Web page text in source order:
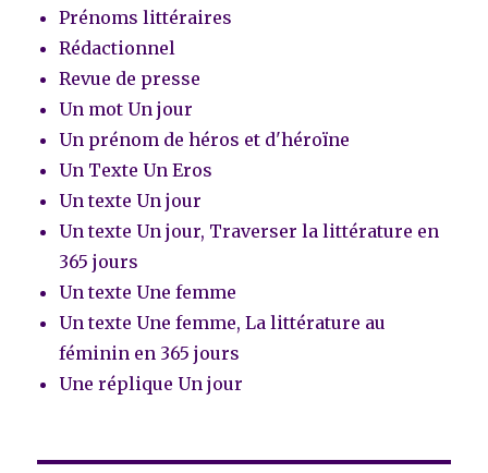
Prénoms littéraires
Rédactionnel
Revue de presse
Un mot Un jour
Un prénom de héros et d'héroïne
Un Texte Un Eros
Un texte Un jour
Un texte Un jour, Traverser la littérature en
365 jours
Un texte Une femme
Un texte Une femme, La littérature au
féminin en 365 jours
Une réplique Un jour